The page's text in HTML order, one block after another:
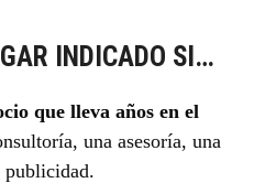
INDICADO SI…
que lleva años en el
una asesoría, una
publicidad.